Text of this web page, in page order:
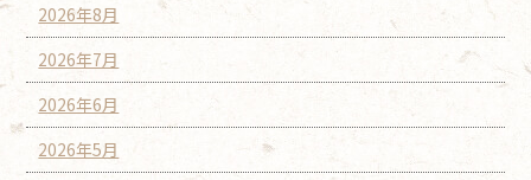
2026年8月
2026年7月
2026年6月
2026年5月